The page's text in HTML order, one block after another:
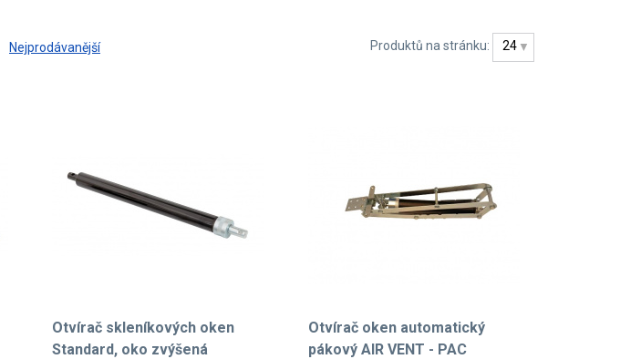
Nejprodávanější Produktů na stránku: 24
Otvírač skleníkových oken
Standard, oko zvýšená
Otvírač oken automatický
pákový AIR VENT - PAC